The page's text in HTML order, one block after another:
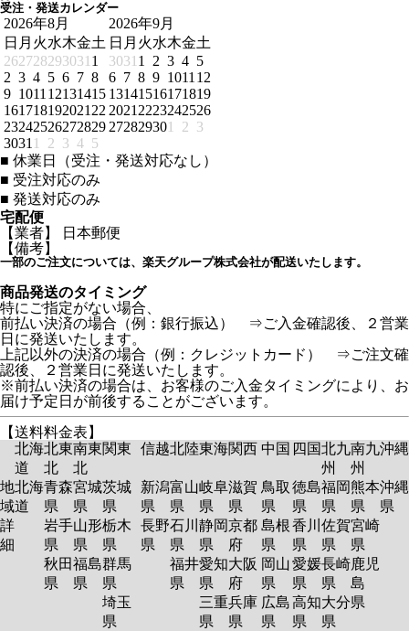
受注・発送カレンダー
2026年8月
日 月 火水木金土
262728293031 1
2 3 4 5 6 7 8
9 1011 12131415
161718192021 22
23242526272829
3031 1 2 3 4 5
2026年9月
日 月 火水木金土
3031 1 2 3 4 5
6 7 8 9 1011 12
13141516171819
2021 2223242526
272829301 2 3
■ 休業日（受注・発送対応なし）
■ 受注対応のみ
■ 発送対応のみ
宅配便
【業者】 日本郵便
【備考】
一部のご注文については、楽天グループ株式会社が配送いたします。
商品発送のタイミング
特にご指定がない場合、
前払い決済の場合（例：銀行振込） ⇒ご入金確認後、２営業
日に発送いたします。
上記以外の決済の場合（例：クレジットカード） ⇒ご注文確
認後、２営業日に発送いたします。
※前払い決済の場合は、お客様のご入金タイミングにより、お
届け予定日が前後することがございます。
【送料料金表】
北海
道
北東
北
南東
北
関東 信越北陸東海関西 中国 四国北九
州
南九
州
沖縄
地
域
詳
細
北海
道
青森
県
岩手
県
秋田
県
宮城
県
山形
県
福島
県
茨城
県
栃木
県
群馬
県
埼玉
県
新潟
県
長野
県
富山
県
石川
県
福井
県
岐阜
県
静岡
県
愛知
県
三重
県
滋賀
県
京都
府
大阪
府
兵庫
県
鳥取
県
島根
県
岡山
県
広島
県
徳島
県
香川
県
愛媛
県
高知
県
福岡
県
佐賀
県
長崎
県
大分
県
熊本
県
宮崎
県
鹿児
島
県
沖縄
県